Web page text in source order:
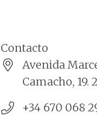
Contacto
Avenida
Camacho, 19.
+34 670 068